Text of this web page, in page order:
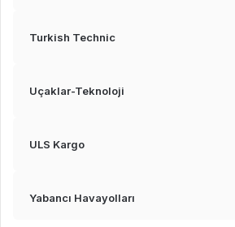
Turkish Technic
Uçaklar-Teknoloji
ULS Kargo
Yabancı Havayolları